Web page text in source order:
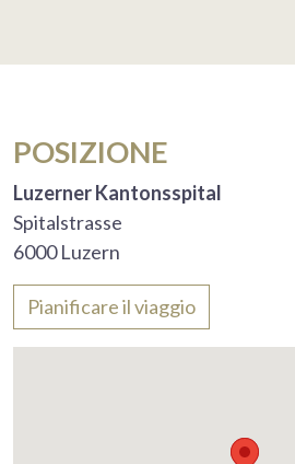
POSIZIONE
Luzerner Kantonsspital
Spitalstrasse
6000 Luzern
Pianificare il viaggio